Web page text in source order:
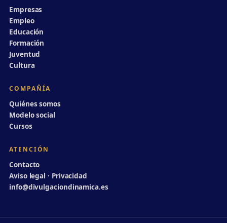
Empresas
Empleo
Educación
Formación
Juventud
Cultura
COMPAÑÍA
Quiénes somos
Modelo social
Cursos
ATENCIÓN
Contacto
Aviso legal · Privacidad
info@divulgaciondinamica.es